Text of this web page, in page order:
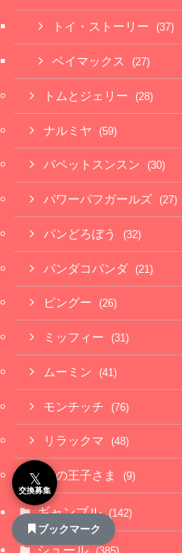
トイ・ストーリー (37)
ベイマックス (27)
トムとジェリー (28)
ナルミヤ (59)
パペットスンスン (30)
パワーパフガールズ (27)
パンどろぼう (32)
パンダコパンダ (21)
ピングー (26)
ミッフィー (31)
ムーミン (41)
モンチッチ (76)
リラックマ (48)
星の王子さま (9)
ギャンブル (142)
シュール
𝕏
交換募集
ブックマーク